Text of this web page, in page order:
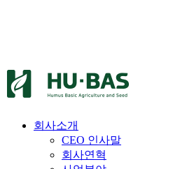
회사소개
CEO 인사말
회사연혁